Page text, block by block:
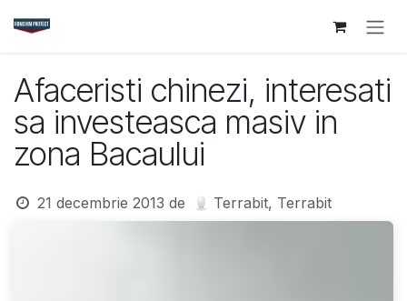
Afaceristi chinezi, interesati
sa investeasca masiv in
zona Bacaului
21 decembrie 2013 de Terrabit, Terrabit